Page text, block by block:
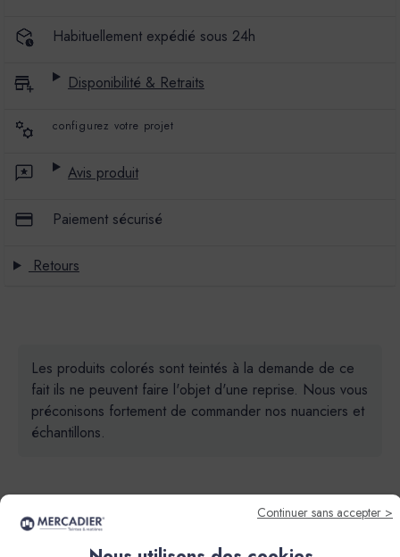
ROMANESCOROMANESCO
Habituellement expédié sous 24h
Disponibilité & Retraits
configurez votre projet
Avis produit
Paiement sécurisé
Retours
Les produits colorés sont teintés à la demande de ce
fait ils ne peuvent faire l'objet d'une reprise. Nous vous
préconisons fortement de commander nos nuanciers et
échantillons.
Continuer sans accepter >